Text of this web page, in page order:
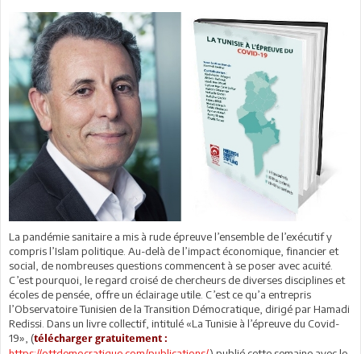
La pandémie sanitaire a mis à rude épreuve l’ensemble de l’exécutif y
compris l’Islam politique. Au-delà de l’impact économique, financier et
social, de nombreuses questions commencent à se poser avec acuité.
C’est pourquoi, le regard croisé de chercheurs de diverses disciplines et
écoles de pensée, offre un éclairage utile. C’est ce qu’a entrepris
l’Observatoire Tunisien de la Transition Démocratique, dirigé par Hamadi
Redissi. Dans un livre collectif, intitulé «La Tunisie à l’épreuve du Covid-
19», (télécharger gratuitement :